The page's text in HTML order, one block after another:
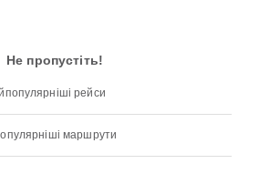
Не пропустіть!
рейси
маршрути